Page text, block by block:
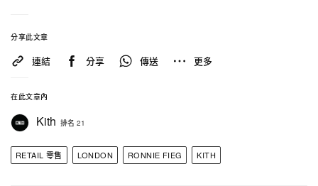
分享此文章
連結 分享 傳送 更多
在此文章內
Kith 排名 21
RETAIL 零售 LONDON RONNIE FIEG KITH